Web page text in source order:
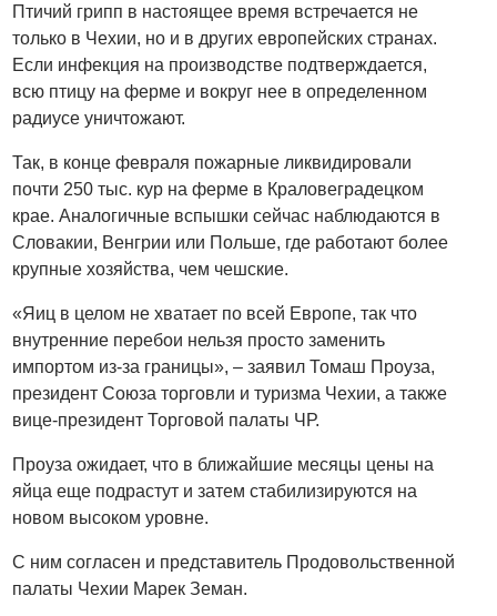
Птичий грипп в настоящее время встречается не
только в Чехии, но и в других европейских странах.
Если инфекция на производстве подтверждается,
всю птицу на ферме и вокруг нее в определенном
радиусе уничтожают.
Так, в конце февраля пожарные ликвидировали
почти 250 тыс. кур на ферме в Краловеградецком
крае. Аналогичные вспышки сейчас наблюдаются в
Словакии, Венгрии или Польше, где работают более
крупные хозяйства, чем чешские.
«Яиц в целом не хватает по всей Европе, так что
внутренние перебои нельзя просто заменить
импортом из-за границы», – заявил Томаш Проуза,
президент Союза торговли и туризма Чехии, а также
вице-президент Торговой палаты ЧР.
Проуза ожидает, что в ближайшие месяцы цены на
яйца еще подрастут и затем стабилизируются на
новом высоком уровне.
С ним согласен и представитель Продовольственной
палаты Чехии Марек Земан.